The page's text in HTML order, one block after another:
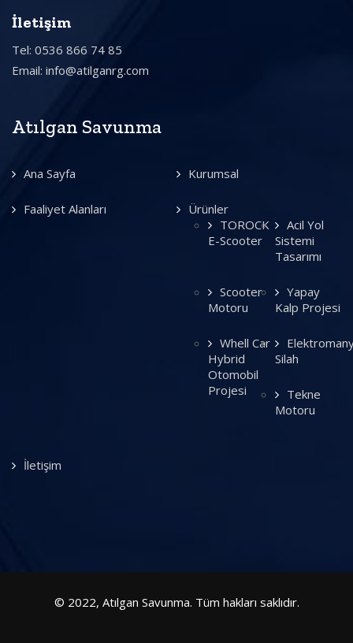
İletişim
Tel: 0536 866 74 85
Email: info@atilganrg.com
Atılgan Savunma
Ana Sayfa Kurumsal
Faaliyet Alanları
Ürünler
TOROCK
E-Scooter
Acil Yol
Sistemi
Tasarımı
Scooter
Motoru
Yapay
Kalp Projesi
Whell Car
Hybrid
Otomobil
Projesi
Silah
Tekne
Motoru
İletişim
© 2022, Atılgan Savunma. Tüm hakları saklıdır.